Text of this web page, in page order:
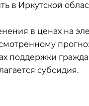
в Иркутской
в ценах на
поддержки
субсидия.